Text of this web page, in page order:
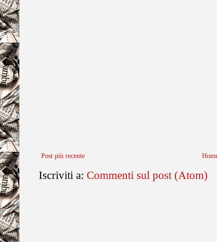
Post più recente
Iscriviti a: Commenti sul post (Atom)